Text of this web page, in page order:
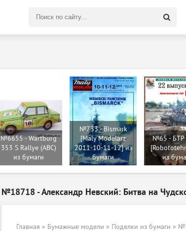
№6655 - Wartburg
353 S Rallye (ABC)
из бумаги
№733 - Bismark
[Maly Modelarz
2011-10-11-12] из
бумаги
№65 -
из
№18718 - Александр Невский: Битва на
Главная » Бумажные модели » Поделки из бумаги »